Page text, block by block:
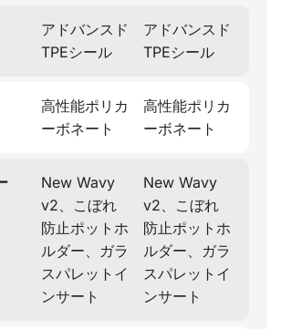
アドバンスド
TPEシール
アドバンスド
TPEシール
高性能ポリカ
ーボネート
高性能ポリカ
ーボネート
New Wavy
v2、こぼれ
防止ポットホ
ルダー、ガラ
スパレットイ
ンサート
New Wavy
v2、こぼれ
防止ポットホ
ルダー、ガラ
スパレットイ
ンサート